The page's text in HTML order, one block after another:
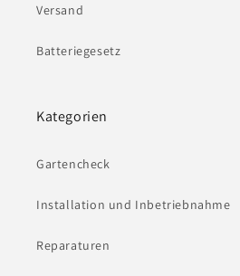
Versand
Batteriegesetz
Kategorien
Gartencheck
Installation und Inbetriebnahme
Reparaturen